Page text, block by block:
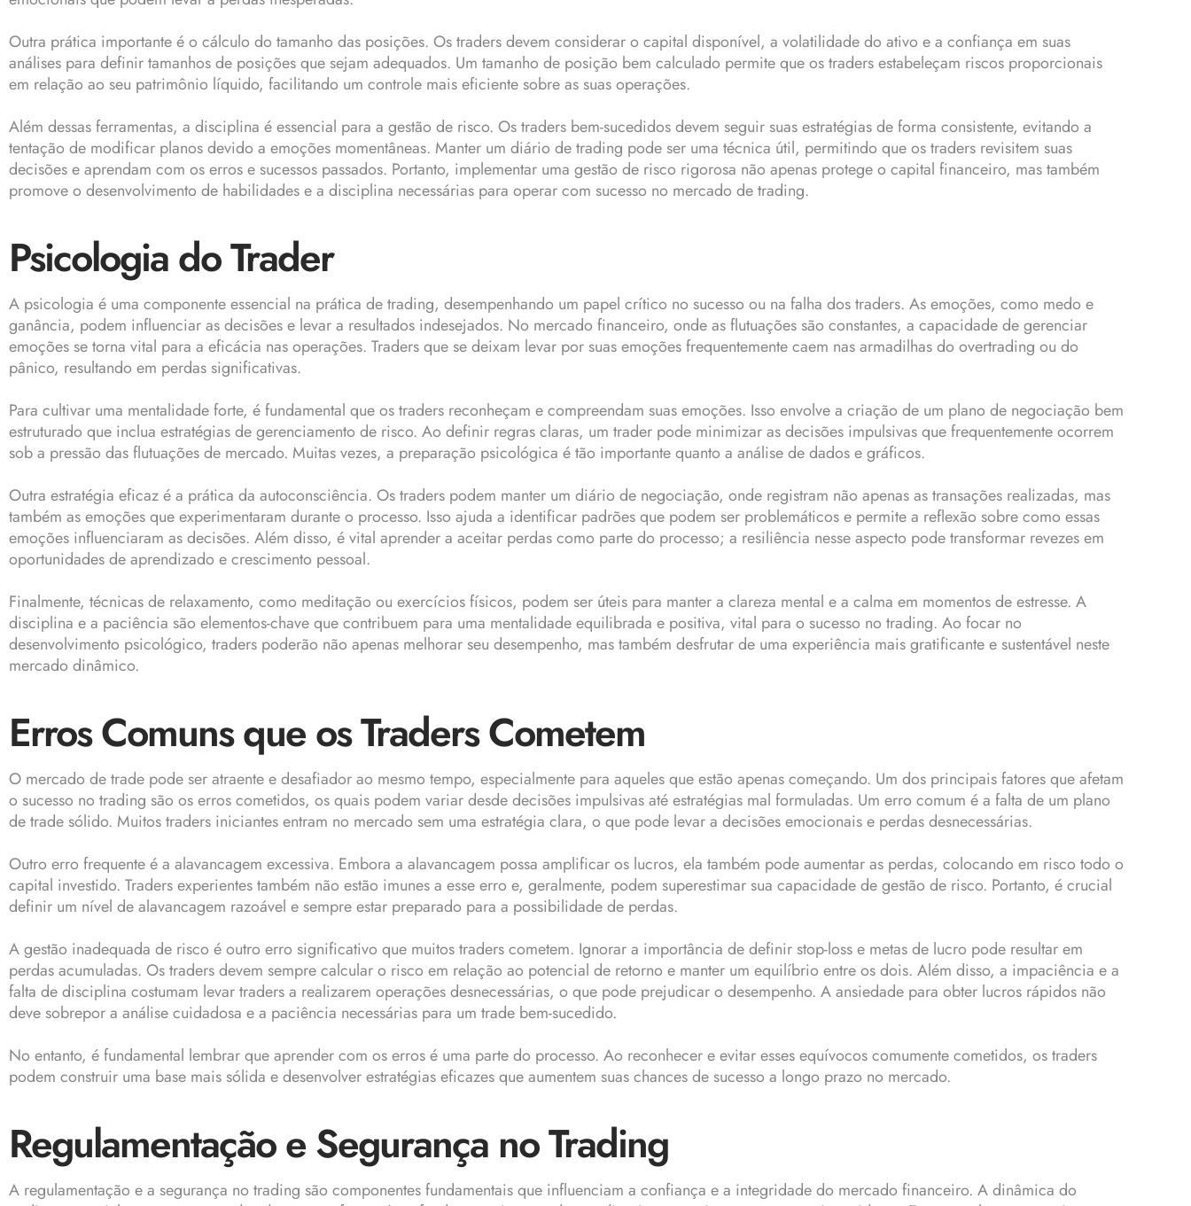
Outra prática importante é o cálculo do tamanho das posições. Os traders devem considerar o capital disponível, a volatilidade do ativo e a confiança em suas
análises para definir tamanhos de posições que sejam adequados. Um tamanho de posição bem calculado permite que os traders estabeleçam riscos proporcionais
em relação ao seu patrimônio líquido, facilitando um controle mais eficiente sobre as suas operações.
Além dessas ferramentas, a disciplina é essencial para a gestão de risco. Os traders bem-sucedidos devem seguir suas estratégias de forma consistente, evitando a
tentação de modificar planos devido a emoções momentâneas. Manter um diário de trading pode ser uma técnica útil, permitindo que os traders revisitem suas
decisões e aprendam com os erros e sucessos passados. Portanto, implementar uma gestão de risco rigorosa não apenas protege o capital financeiro, mas também
promove o desenvolvimento de habilidades e a disciplina necessárias para operar com sucesso no mercado de trading.
Psicologia do Trader
A psicologia é uma componente essencial na prática de trading, desempenhando um papel crítico no sucesso ou na falha dos traders. As emoções, como medo e
ganância, podem influenciar as decisões e levar a resultados indesejados. No mercado financeiro, onde as flutuações são constantes, a capacidade de gerenciar
emoções se torna vital para a eficácia nas operações. Traders que se deixam levar por suas emoções frequentemente caem nas armadilhas do overtrading ou do
pânico, resultando em perdas significativas.
Para cultivar uma mentalidade forte, é fundamental que os traders reconheçam e compreendam suas emoções. Isso envolve a criação de um plano de negociação bem
estruturado que inclua estratégias de gerenciamento de risco. Ao definir regras claras, um trader pode minimizar as decisões impulsivas que frequentemente ocorrem
sob a pressão das flutuações de mercado. Muitas vezes, a preparação psicológica é tão importante quanto a análise de dados e gráficos.
Outra estratégia eficaz é a prática da autoconsciência. Os traders podem manter um diário de negociação, onde registram não apenas as transações realizadas, mas
também as emoções que experimentaram durante o processo. Isso ajuda a identificar padrões que podem ser problemáticos e permite a reflexão sobre como essas
emoções influenciaram as decisões. Além disso, é vital aprender a aceitar perdas como parte do processo; a resiliência nesse aspecto pode transformar revezes em
oportunidades de aprendizado e crescimento pessoal.
Finalmente, técnicas de relaxamento, como meditação ou exercícios físicos, podem ser úteis para manter a clareza mental e a calma em momentos de estresse. A
disciplina e a paciência são elementos-chave que contribuem para uma mentalidade equilibrada e positiva, vital para o sucesso no trading. Ao focar no
desenvolvimento psicológico, traders poderão não apenas melhorar seu desempenho, mas também desfrutar de uma experiência mais gratificante e sustentável neste
mercado dinâmico.
Erros Comuns que os Traders Cometem
O mercado de trade pode ser atraente e desafiador ao mesmo tempo, especialmente para aqueles que estão apenas começando. Um dos principais fatores que afetam
o sucesso no trading são os erros cometidos, os quais podem variar desde decisões impulsivas até estratégias mal formuladas. Um erro comum é a falta de um plano
de trade sólido. Muitos traders iniciantes entram no mercado sem uma estratégia clara, o que pode levar a decisões emocionais e perdas desnecessárias.
Outro erro frequente é a alavancagem excessiva. Embora a alavancagem possa amplificar os lucros, ela também pode aumentar as perdas, colocando em risco todo o
capital investido. Traders experientes também não estão imunes a esse erro e, geralmente, podem superestimar sua capacidade de gestão de risco. Portanto, é crucial
definir um nível de alavancagem razoável e sempre estar preparado para a possibilidade de perdas.
A gestão inadequada de risco é outro erro significativo que muitos traders cometem. Ignorar a importância de definir stop-loss e metas de lucro pode resultar em
perdas acumuladas. Os traders devem sempre calcular o risco em relação ao potencial de retorno e manter um equilíbrio entre os dois. Além disso, a impaciência e a
falta de disciplina costumam levar traders a realizarem operações desnecessárias, o que pode prejudicar o desempenho. A ansiedade para obter lucros rápidos não
deve sobrepor a análise cuidadosa e a paciência necessárias para um trade bem-sucedido.
No entanto, é fundamental lembrar que aprender com os erros é uma parte do processo. Ao reconhecer e evitar esses equívocos comumente cometidos, os traders
podem construir uma base mais sólida e desenvolver estratégias eficazes que aumentem suas chances de sucesso a longo prazo no mercado.
Regulamentação e Segurança no Trading
A regulamentação e a segurança no trading são componentes fundamentais que influenciam a confiança e a integridade do mercado financeiro. A dinâmica do